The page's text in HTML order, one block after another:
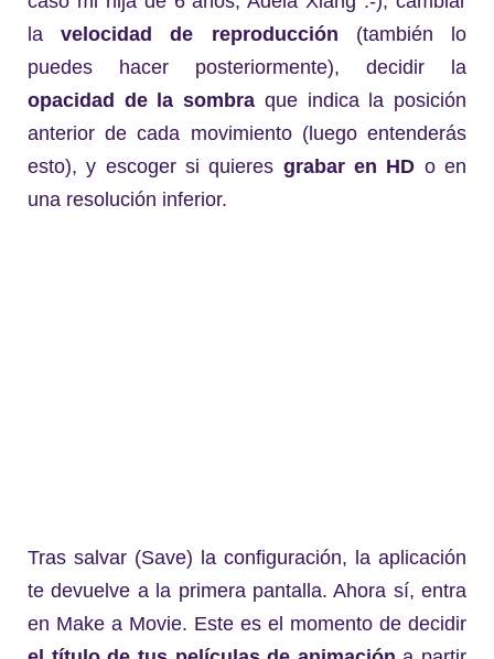
lavelocidad de reproducción (también lo
puedes hacer posteriormente), decidir la
opacidad de la sombra que indica la posición
anterior de cada movimiento (luego entenderás
esto), y escoger si quieres grabar en HD o en
una resolución inferior.
Tras salvar (Save) la configuración, la aplicación
te devuelve a la primera pantalla. Ahora sí, entra
en Make a Movie. Este es el momento de decidir